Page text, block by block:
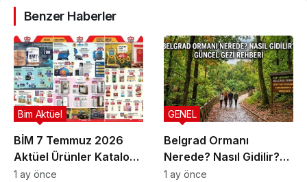
Benzer Haberler
BİM 7 Temmuz 2026
Aktüel Ürünler Kataloğu
| Bu Hafta İndirimde
Bim Aktüel
1 ay önce
Belgrad Ormanı
Nerede? Nasıl Gidilir?
Güncel Gezi Rehberi
GENEL
1 ay önce